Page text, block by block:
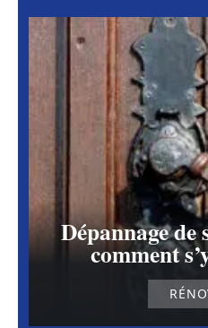
Dépannage
comment